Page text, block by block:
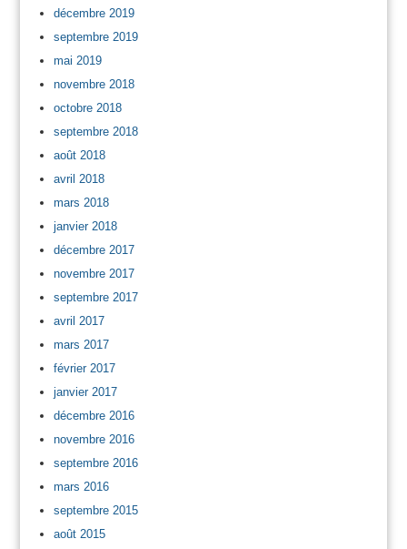
décembre 2019
septembre 2019
mai 2019
novembre 2018
octobre 2018
septembre 2018
août 2018
avril 2018
mars 2018
janvier 2018
décembre 2017
novembre 2017
septembre 2017
avril 2017
mars 2017
février 2017
janvier 2017
décembre 2016
novembre 2016
septembre 2016
mars 2016
septembre 2015
août 2015